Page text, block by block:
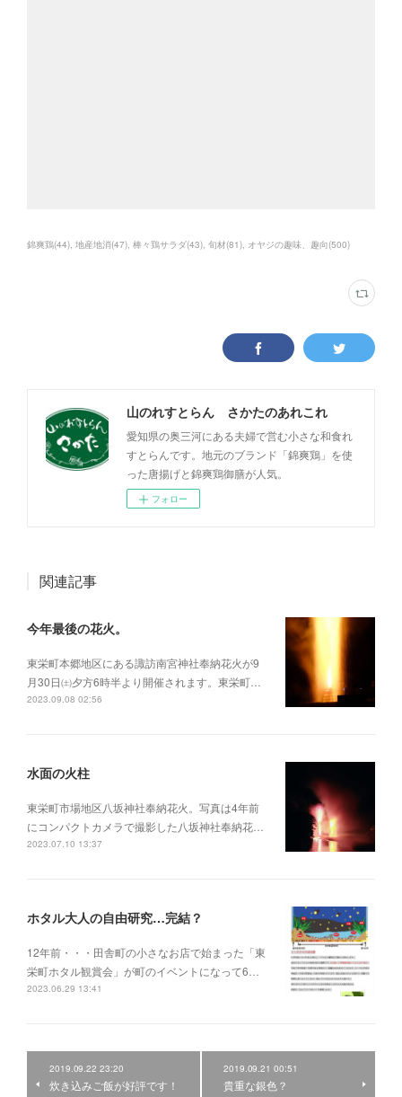
錦爽鶏(44) 地産地消(47) 棒々鶏サラダ(43) 旬材(81) オヤジの趣味、趣向(500)
山のれすとらん さかたのあれこれ
愛知県の奥三河にある夫婦で営む小さな和食れ
すとらんです。地元のブランド「錦爽鶏」を使
った唐揚げと錦爽鶏御膳が人気。
フォロー
関連記事
今年最後の花火。
東栄町本郷地区にある諏訪南宮神社奉納花火が9
月30日㈯夕方6時半より開催されます。東栄町…
2023.09.08 02:56
水面の火柱
東栄町市場地区八坂神社奉納花火。写真は4年前
にコンパクトカメラで撮影した八坂神社奉納花…
2023.07.10 13:37
ホタル大人の自由研究…完結？
12年前・・・田舎町の小さなお店で始まった「東
栄町ホタル観賞会」が町のイベントになって6…
2023.06.29 13:41
2019.09.22 23:20
炊き込みご飯が好評です！
2019.09.21 00:51
貴重な銀色？